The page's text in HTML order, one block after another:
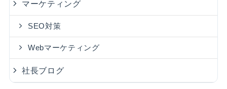
マーケティング
SEO対策
Webマーケティング
社長ブログ